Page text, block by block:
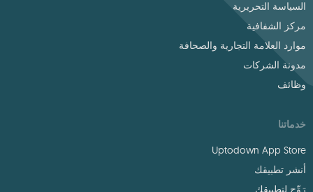
السياسة التحريرية
مركز الشفافية
موارد العلامة التجارية والصحافة
مدونة الشركات
وظائف
خدماتنا
Uptodown App Store
أنشر تطبيقك
رَوِّج لتطبيقك